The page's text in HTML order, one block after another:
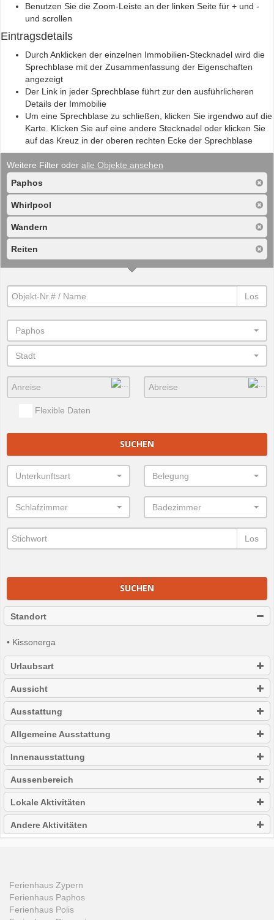
Benutzen Sie die Zoom-Leiste an der linken Seite für + und -
und scrollen
Eintragsdetails
Durch Anklicken der einzelnen Immobilien-Stecknadel wird die
Sprechblase mit der Zusammenfassung der Eigenschaften
angezeigt
Der Link in jeder Sprechblase führt zur den ausführlicheren
Details der Immobilie
Um eine Sprechblase zu schließen, klicken Sie irgendwo auf die
Karte. Klicken Sie auf eine andere Stecknadel oder klicken Sie
auf das Kreuz in der oberen rechten Ecke der Sprechblase
Weitere Filter oder alle Objekte ansehen
Paphos
Whirlpool
Wandern
Reiten
Los
Paphos
Stadt
Flexible Daten
SUCHEN
Unterkunftsart Belegung
Schlafzimmer Badezimmer
Los
SUCHEN
Standort
• Kissonerga
Urlaubsart
Aussicht
Ausstattung
Allgemeine Ausstattung
Innenausstattung
Aussenbereich
Lokale Aktivitäten
Andere Aktivitäten
Ferienhaus Zypern
Ferienhaus Paphos
Ferienhaus Polis